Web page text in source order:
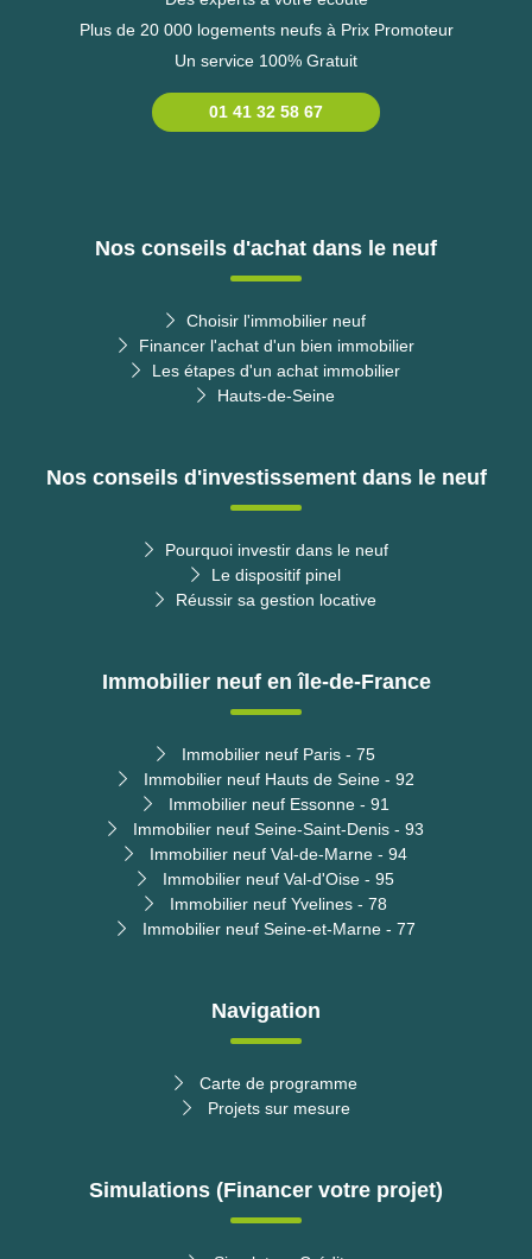
Plus de 20 000 logements neufs à Prix Promoteur
Un service 100% Gratuit
01 41 32 58 67
Nos conseils d'achat dans le neuf
Choisir l'immobilier neuf
Financer l'achat d'un bien immobilier
Les étapes d'un achat immobilier
Hauts-de-Seine
Nos conseils d'investissement dans le neuf
Pourquoi investir dans le neuf
Le dispositif pinel
Réussir sa gestion locative
Immobilier neuf en île-de-France
Immobilier neuf Paris - 75
Immobilier neuf Hauts de Seine - 92
Immobilier neuf Essonne - 91
Immobilier neuf Seine-Saint-Denis - 93
Immobilier neuf Val-de-Marne - 94
Immobilier neuf Val-d'Oise - 95
Immobilier neuf Yvelines - 78
Immobilier neuf Seine-et-Marne - 77
Navigation
Carte de programme
Projets sur mesure
Simulations (Financer votre projet)